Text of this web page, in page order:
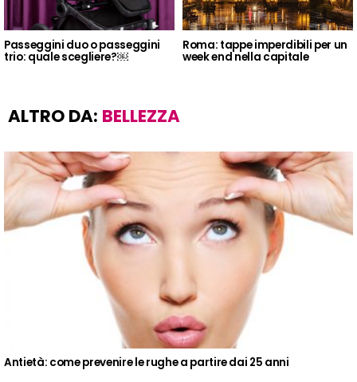
Passeggini duo o passeggini
trio: quale scegliere?￼
Roma: tappe imperdibili per un
week end nella capitale
ALTRO DA: BELLEZZA
Antietà: come prevenire le rughe a partire dai 25 anni